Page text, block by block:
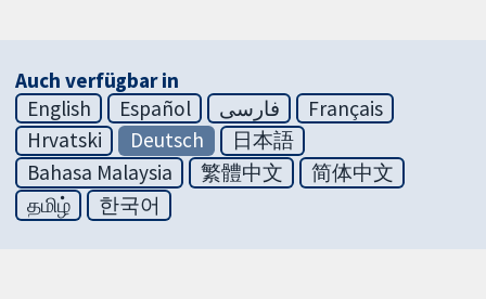
Auch verfügbar in
English
Español فارسی
Français
Hrvatski
Deutsch
日本語
Bahasa Malaysia
繁體中文
简体中文
தமிழ்
한국어